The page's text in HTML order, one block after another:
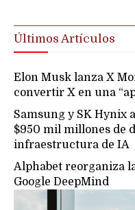
Últimos Artículos
Elon Musk lanza X
convertir X en una
Samsung y SK Hynix
$950 mil millones de
infraestructura de IA
Alphabet reorganiza
Google DeepMind